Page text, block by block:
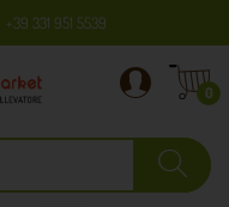
+39 331 951 5539
0